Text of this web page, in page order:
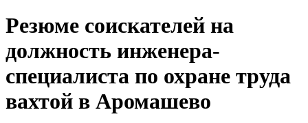
Резюме соискателей на
должность инженера-
специалиста по охране труда
вахтой в Аромашево